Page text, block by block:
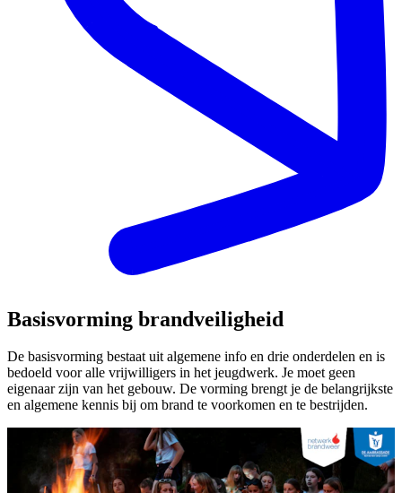
Basisvorming brandveiligheid
De basisvorming bestaat uit algemene info en drie onderdelen en is
bedoeld voor alle vrijwilligers in het jeugdwerk. Je moet geen
eigenaar zijn van het gebouw. De vorming brengt je de belangrijkste
en algemene kennis bij om brand te voorkomen en te bestrijden.